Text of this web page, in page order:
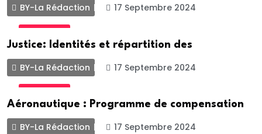
BY-La Rédaction 17 Septembre 2024
Justice: Identités et répartition des
BY-La Rédaction 17 Septembre 2024
Aéronautique : Programme de compensation
BY-La Rédaction 17 Septembre 2024